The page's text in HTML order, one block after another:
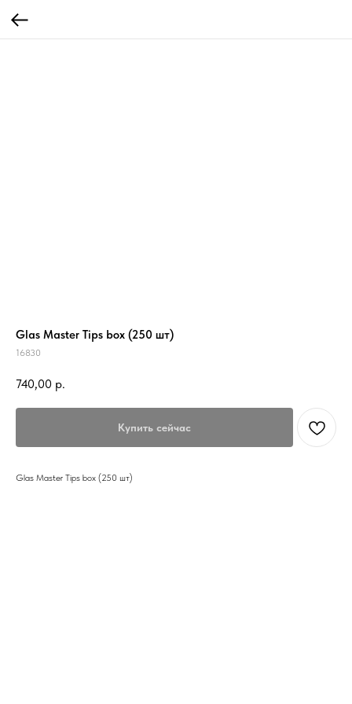
Glas Master Tips box (250 шт)
16830
740,00 р.
Купить сейчас
Glas Master Tips box (250 шт)